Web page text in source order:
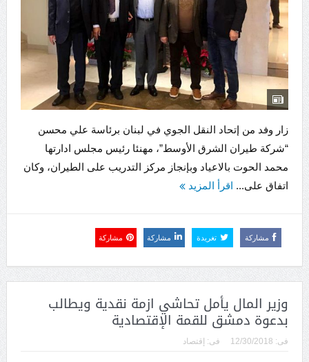
زار وفد من إتحاد النقل الجوي في لبنان برئاسة علي محسن
“شركة طيران الشرق الأوسط”، مهنئا رئيس مجلس ادارتها
محمد الحوت بالاعياد وبإنجاز مركز التدريب على الطيران، وكان
اتفاق على... اقرأ المزيد
مشاركة تغريدة مشاركة مشاركة
وزير المال يأمل تحاشي ازمة نقدية ويطالب
بدعوة دمشق للقمة الإقتصادية
فى: 12/30/2018 فى: إقتصاد